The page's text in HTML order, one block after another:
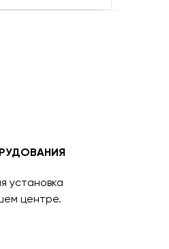
установка
центре.